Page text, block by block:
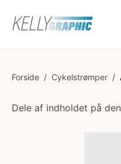
Forside / Cykelstrømper /
Dele af indholdet på